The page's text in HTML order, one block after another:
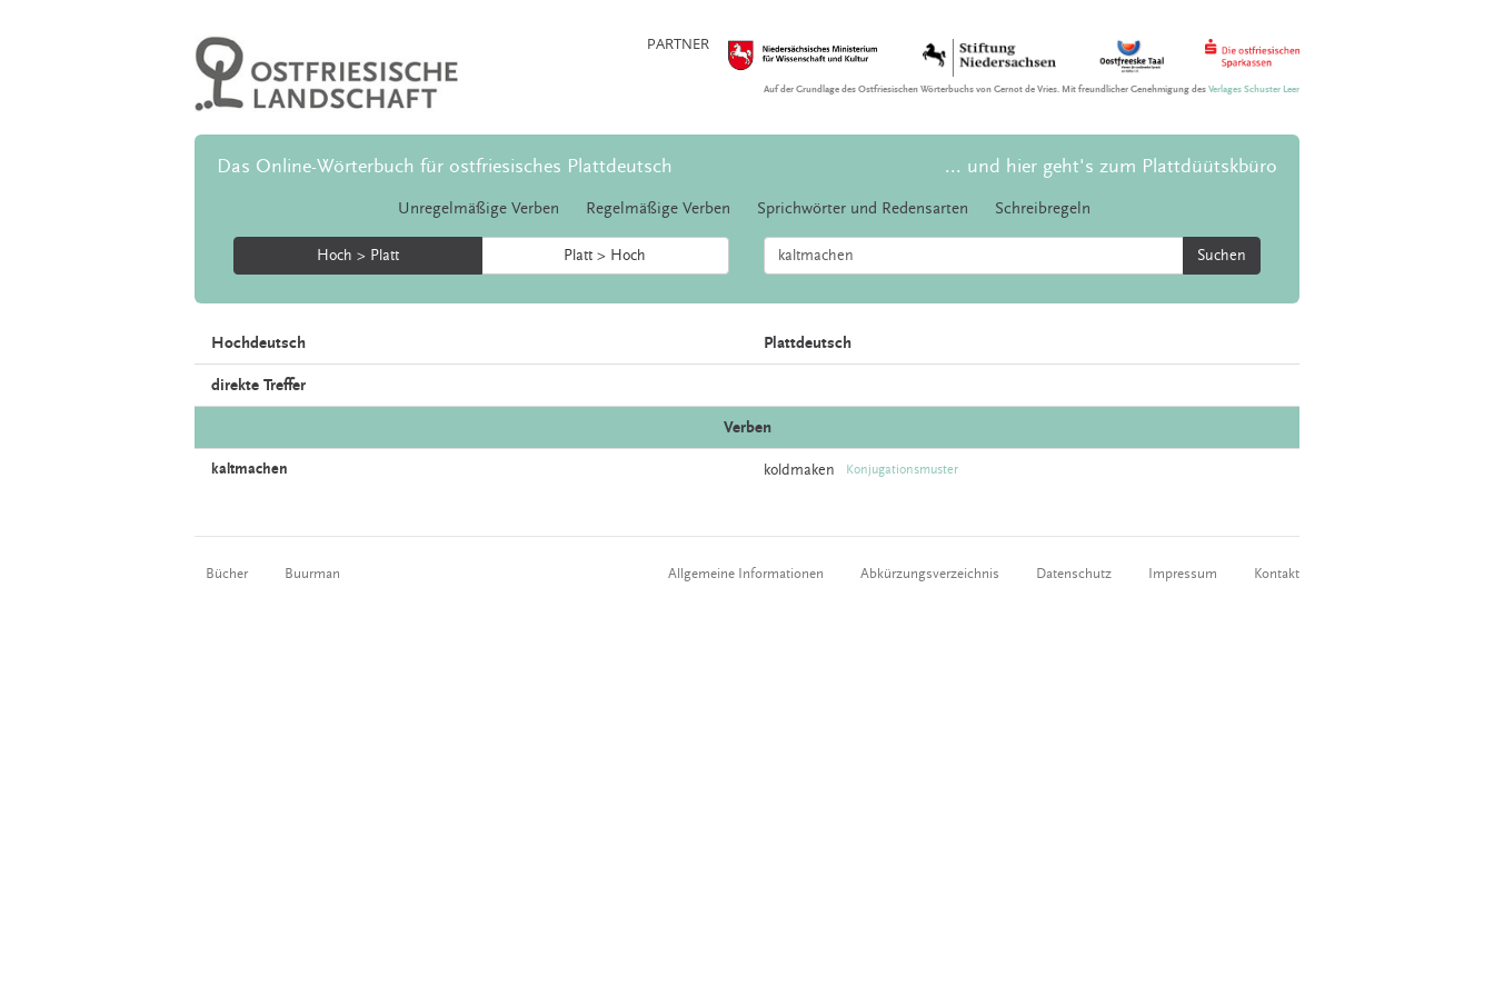
PARTNER
Auf der Grundlage des Ostfriesischen Wörterbuchs von Gernot de Vries. Mit freundlicher Genehmigung desVerlages Schuster Leer
Das Online-Wörterbuch für ostfriesisches Plattdeutsch ... und hier geht's zum Plattdüütskbüro
Unregelmäßige Verben Regelmäßige Verben Sprichwörter und Redensarten Schreibregeln
Hoch > Platt Platt > Hoch Suchen
Hochdeutsch Plattdeutsch
direkte Treffer
Verben
kaltmachen koldmaken Konjugationsmuster
Bücher Buurman Allgemeine Informationen Abkürzungsverzeichnis Datenschutz Impressum Kontakt